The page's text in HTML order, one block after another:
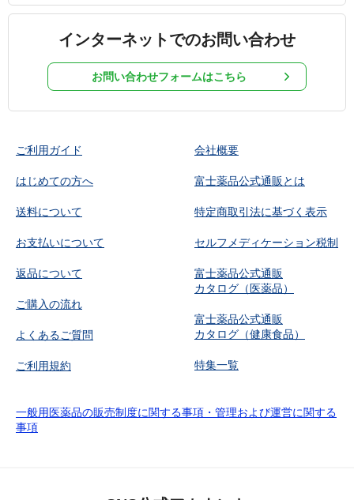
インターネットでのお問い合わせ
お問い合わせフォームはこちら
ご利用ガイド
はじめての方へ
送料について
お支払いについて
返品について
ご購入の流れ
よくあるご質問
ご利用規約
会社概要
富士薬品公式通販とは
特定商取引法に基づく表示
セルフメディケーション税制
富士薬品公式通販
カタログ（医薬品）
富士薬品公式通販
カタログ（健康食品）
特集一覧
一般用医薬品の販売制度に関する事項・管理および運営に関する
事項